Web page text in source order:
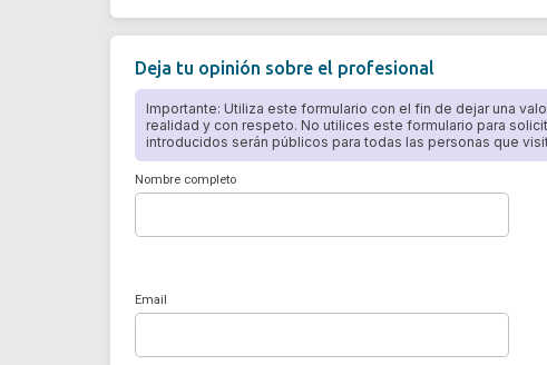
Deja tu opinión sobre el profesional
Importante: Utiliza este formulario con el fin de dejar una
realidad y con respeto. No utilices este formulario para
introducidos serán públicos para todas las personas que
Nombre completo
Email